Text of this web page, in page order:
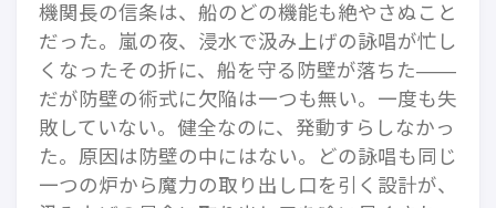
機関長の信条は、船のどの機能も絶やさぬこと
だった。嵐の夜、浸水で汲み上げの詠唱が忙し
くなったその折に、船を守る防壁が落ちた——
だが防壁の術式に欠陥は一つも無い。一度も失
敗していない。健全なのに、発動すらしなかっ
た。原因は防壁の中にはない。どの詠唱も同じ
一つの炉から魔力の取り出し口を引く設計が、